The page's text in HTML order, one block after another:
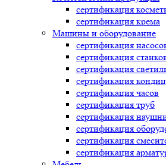
сертификация
сертификация крема
Машины и оборудование
сертификация
сертификация
сертификация
сертификация
сертификация часов
сертификация труб
сертификация
сертификация
сертификация
сертификация